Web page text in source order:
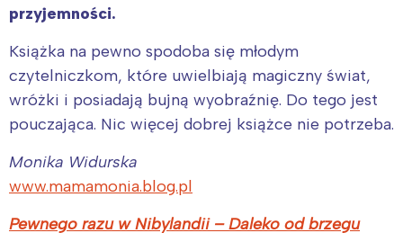
przyjemności.
Książka na pewno spodoba się młodym
czytelniczkom, które uwielbiają magiczny świat,
wróżki i posiadają bujną wyobraźnię. Do tego jest
pouczająca. Nic więcej dobrej książce nie potrzeba.
Monika Widurska
www.mamamonia.blog.pl
Pewnego razu w Nibylandii – Daleko od brzegu